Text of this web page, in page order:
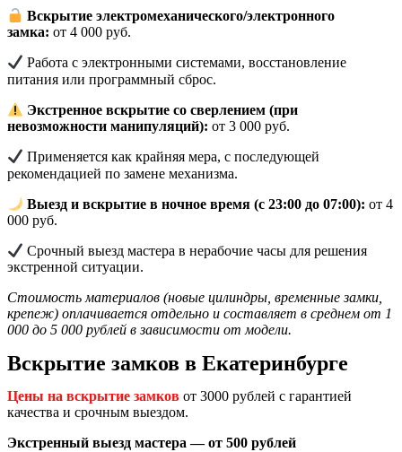
Вскрытие электромеханического/электронного
замка: от 4 000 руб.
Работа с электронными системами, восстановление
питания или программный сброс.
Экстренное вскрытие со сверлением (при
невозможности манипуляций): от 3 000 руб.
Применяется как крайняя мера, с последующей
рекомендацией по замене механизма.
Выезд и вскрытие в ночное время (с 23:00 до 07:00): от 4
000 руб.
Срочный выезд мастера в нерабочие часы для решения
экстренной ситуации.
Стоимость материалов (новые цилиндры, временные замки,
крепеж) оплачивается отдельно и составляет в среднем от 1
000 до 5 000 рублей в зависимости от модели.
Вскрытие замков в Екатеринбурге
Цены на вскрытие замков от 3000 рублей с гарантией
качества и срочным выездом.
Экстренный выезд мастера — от 500 рублей